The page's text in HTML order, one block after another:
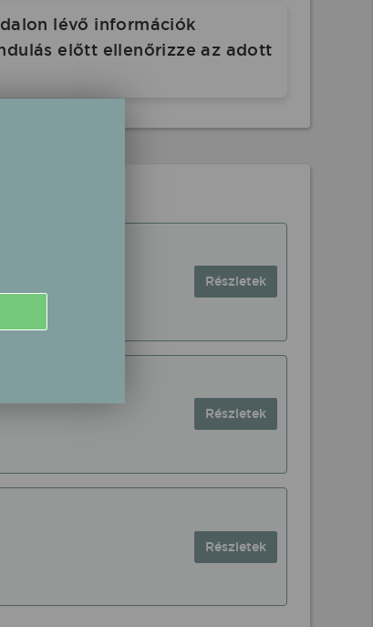
lévő információk
előtt ellenőrizze az adott
Részletek
Részletek
Részletek